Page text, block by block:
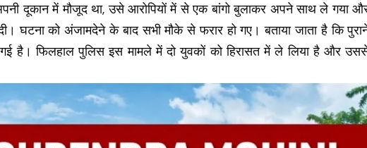
दूकान में मौजूद था, उसे आरोपियों में से एक बांगो बुलाकर अपने साथ ले गया
घटना को अंजामदेने के बाद सभी मौके से फरार हो गए। बताया जाता है कि
गई है। फिलहाल पुलिस इस मामले में दो युवकों को हिरासत में ले लिया है और